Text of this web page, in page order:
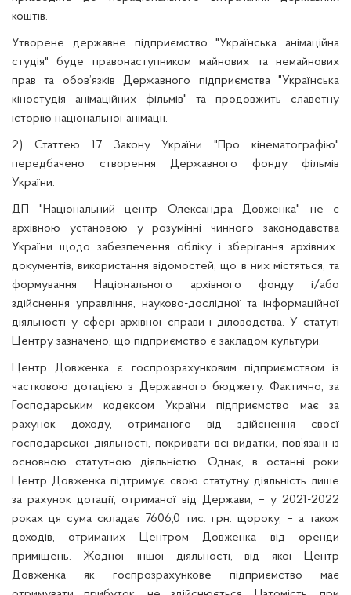
коштів.
Утворене державне підприємство "Українська анімаційна
студія" буде правонаступником майнових та немайнових
прав та обов’язків Державного підприємства "Українська
кіностудія анімаційних фільмів" та продовжить славетну
історію національної анімації.
2) Статтею 17 Закону України "Про кінематографію"
передбачено створення Державного фонду фільмів
України.
ДП "Національний центр Олександра Довженка" не є
архівною установою у розумінні чинного законодавства
України щодо забезпечення обліку і зберігання архівних
документів, використання відомостей, що в них містяться, та
формування Національного архівного фонду і/або
здійснення управління, науково-дослідної та інформаційної
діяльності у сфері архівної справи і діловодства. У статуті
Центру зазначено, що підприємство є закладом культури.
Центр Довженка є госпрозрахунковим підприємством із
частковою дотацією з Державного бюджету. Фактично, за
Господарським кодексом України підприємство має за
рахунок доходу, отриманого від здійснення своєї
господарської діяльності, покривати всі видатки, пов’язані із
основною статутною діяльністю. Однак, в останні роки
Центр Довженка підтримує свою статутну діяльність лише
за рахунок дотації, отриманої від Держави, – у 2021-2022
роках ця сума складає 7606,0 тис. грн. щороку, – а також
доходів, отриманих Центром Довженка від оренди
приміщень. Жодної іншої діяльності, від якої Центр
Довженка як госпрозрахункове підприємство має